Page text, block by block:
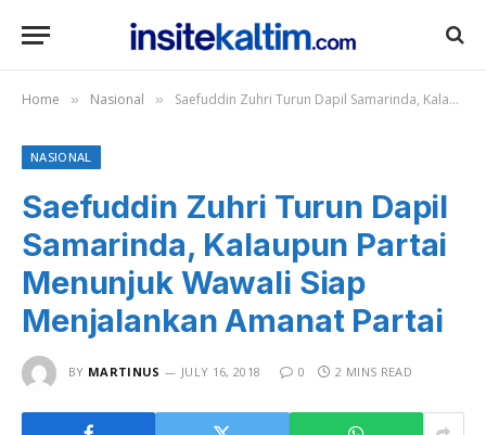
Home » Nasional » Saefuddin Zuhri Turun Dapil Samarinda, Kalaupun Partai Menunjuk Wawali Siap Menjalankan Amanat Partai
NASIONAL
Saefuddin Zuhri Turun Dapil
Samarinda, Kalaupun Partai
Menunjuk Wawali Siap
Menjalankan Amanat Partai
BY MARTINUS JULY 16, 2018 0 2 MINS READ